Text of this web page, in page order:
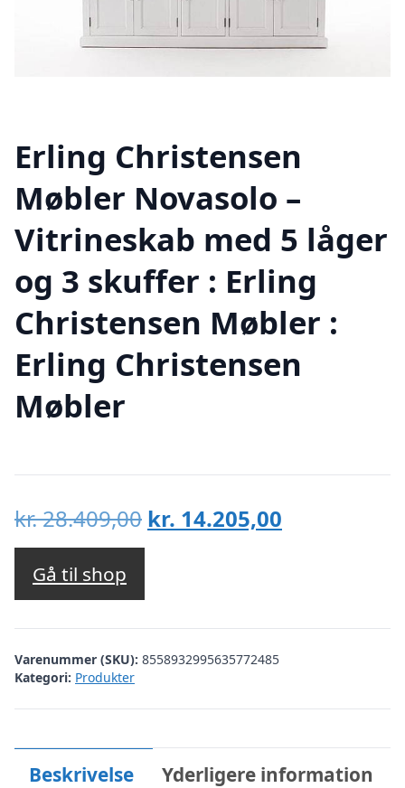
Erling Christensen
Møbler Novasolo –
Vitrineskab med 5 låger
og 3 skuffer : Erling
Christensen Møbler :
Erling Christensen
Møbler
kr.28.409,00 Den
kr. 28.409,00.
kr. 14.205,00
kr.
Gå til shop
Varenummer (SKU): 8558932995635772485
Kategori: Produkter
Beskrivelse Yderligere information